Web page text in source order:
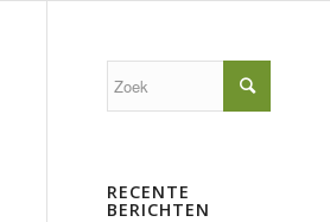
RECENTE
BERICHTEN